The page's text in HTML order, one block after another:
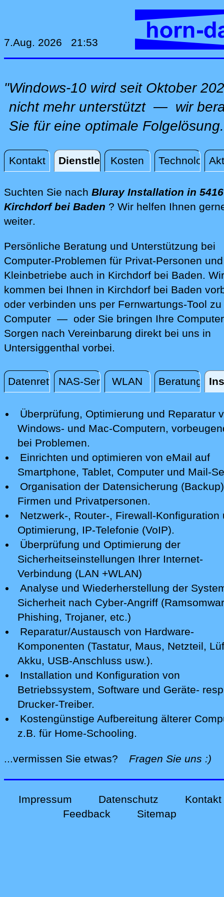
7.Aug. 2026 21:53
"Windows-10 wird seit Oktober
nicht mehr unterstützt — wir
Sie für eine optimale
Kontakt Dienstleistungen
Kosten Technologie
Dienstleistungen
Suchten Sie nach Bluray Installation in 5416
Kirchdorf bei Baden ? Wir helfen Ihnen
weiterdirekt vor Ort in Kirchdorf bei Baden,
.
Persönliche Beratung und Unterstützung bei
Computer-Problemen für Privat-Personen und
Kleinbetriebe auch in Kirchdorf bei Baden. Wir
kommen bei Ihnen in Kirchdorf bei Baden
oder verbinden uns per Fernwartungs-Tool
Computer — oder Sie bringen Ihre
Sorgen nach Vereinbarung direkt bei uns in
Untersiggenthal vorbei.
DatenrettungNAS-ServerWLAN Beratung
Installation / Konfiguration
Überprüfung, Optimierung und Reparatur
Windows- und Mac-Computern,
bei Problemen.
Einrichten und optimieren von eMail auf
Smartphone, Tablet, Computerund Mail-
Organisation der Datensicherung
Firmen und Privatpersonen.
Netzwerk-, Router-, Firewall-Konfiguration
Optimierung, IP-Telefonie (VoIP).
Überprüfung und Optimierung der
Sicherheitseinstellungen Ihrer Internet-
Verbindung (LAN +WLAN)
Analyse und Wiederherstellung der
Sicherheit nach Cyber-Angriff
Phishing, Trojaner, etc.)
Reparatur/Austausch von Hardware-
Komponenten (Tastatur, Maus, Netzteil,
Akku, USB-Anschluss usw.).
Installation und Konfiguration von
Betriebssystem, Software und Geräte-
Drucker-Treiber.
Kostengünstige Aufbereitung älterer
z.B. für Home-Schooling.
...vermissen Sie etwas? Fragen Sie uns :)
Impressum Datenschutz
Kontakt
Feedback
Sitemap